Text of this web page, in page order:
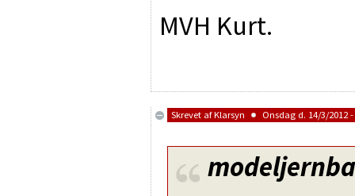
MVH Kurt.
Skrevet afKlarsyn Onsdag d. 14/3/2012 -